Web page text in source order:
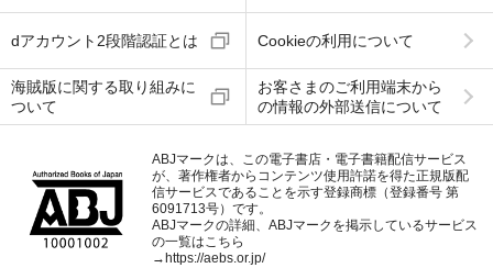
dアカウント2段階認証とは Cookieの利用について
海賊版に関する取り組みに
ついて
お客さまのご利用端末から
の情報の外部送信について
ABJマークは、この電子書店・電子書籍配信サービス
が、著作権者からコンテンツ使用許諾を得た正規版配
信サービスであることを示す登録商標（登録番号 第
6091713号）です。
ABJマークの詳細、ABJマークを掲示しているサービス
の一覧はこちら
→ https://aebs.or.jp/